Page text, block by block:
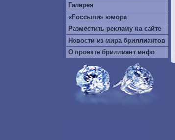
Галерея
«Россыпи» юмора
Разместить рекламу на сайте
Новости из мира бриллиантов
О проекте бриллиант инфо